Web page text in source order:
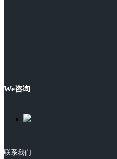
We咨询
联系我们